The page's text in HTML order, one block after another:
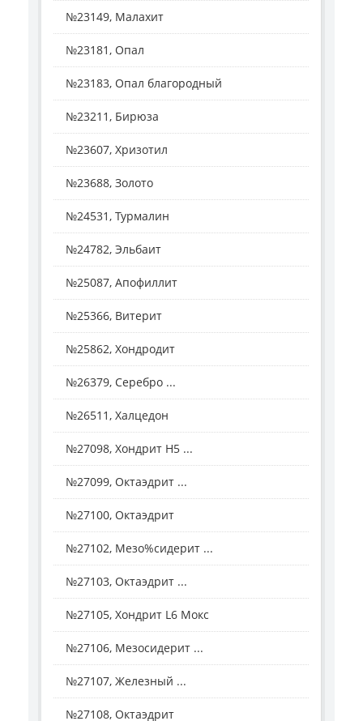
№23149, Малахит
№23181, Опал
№23183, Опал благородный
№23211, Бирюза
№23607, Хризотил
№23688, Золото
№24531, Турмалин
№24782, Эльбаит
№25087, Апофиллит
№25366, Витерит
№25862, Хондродит
№26379, Серебро ...
№26511, Халцедон
№27098, Хондрит H5 ...
№27099, Октаэдрит ...
№27100, Октаэдрит
№27102, Мезо%сидерит ...
№27103, Октаэдрит ...
№27105, Хондрит L6 Мокс
№27106, Мезосидерит ...
№27107, Железный ...
№27108, Октаэдрит